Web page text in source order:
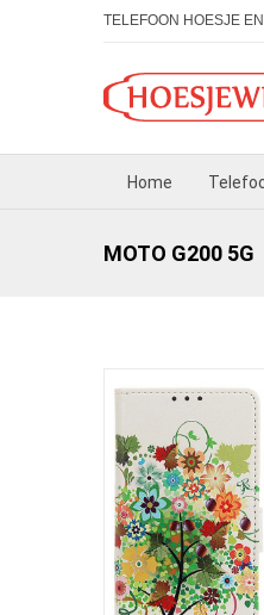
TELEFOON HOESJE
Home
MOTO G200 5G